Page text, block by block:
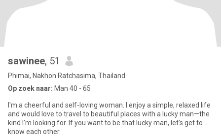
sawinee, 51
Phimai, Nakhon Ratchasima, Thailand
Op zoek naar: Man 40 - 65
I'm a cheerful and self-loving woman. I enjoy a simple, relaxed life
and would love to travel to beautiful places with a lucky man—the
kind I'm looking for. If you want to be that lucky man, let's get to
know each other.